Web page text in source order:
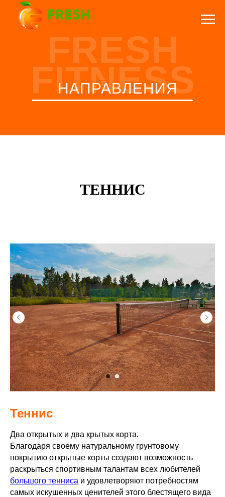
FRESH
FITNESS
НАПРАВЛЕНИЯ
ТЕННИС
Теннис
Два открытых и два крытых корта.
Благодаря своему натуральному грунтовому
покрытию открытые корты создают возможность
раскрыться спортивным талантам всех любителей
большого тенниса и удовлетворяют потребностям
самых искушенных ценителей этого блестящего вида